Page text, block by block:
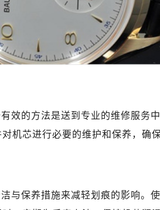
服务中心（品牌授权店）3层整层
表服务中心（品牌授权店）1层整层
服务中心（品牌授权店）1层整层（
场（CCMALL）C座17层17-B（需
心T2座写字楼29层03室（需提前预
中心C座12层1205室（需提前预约
贸中心T1写字楼9层907室（需提前
字楼16层1603室（需提前预约）
易大厦38层09室（需提前预约）
效的方法是送到专业的维修服务
机芯进行必要的维护和保养，确
与保养措施来减轻划痕的影响。